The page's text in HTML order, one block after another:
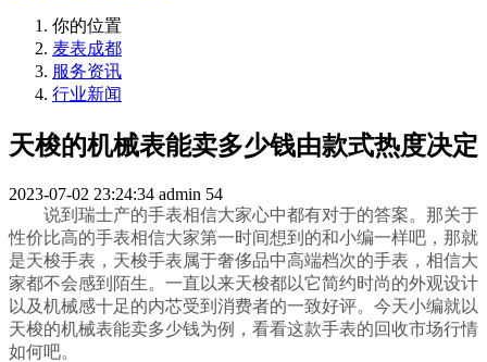
你的位置
麦表成都
服务资讯
行业新闻
天梭的机械表能卖多少钱由款式热度决定
2023-07-02 23:24:34 admin 54
说到瑞士产的手表相信大家心中都有对于的答案。那关于
性价比高的手表相信大家第一时间想到的和小编一样吧，那就
是天梭手表，天梭手表属于奢侈品中高端档次的手表，相信大
家都不会感到陌生。一直以来天梭都以它简约时尚的外观设计
以及机械感十足的内芯受到消费者的一致好评。今天小编就以
天梭的机械表能卖多少钱为例，看看这款手表的回收市场行情
如何吧。